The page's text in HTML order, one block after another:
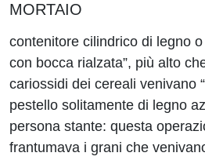
MORTAIO
contenitore cilindrico di legno
con bocca rialzata”, più alto
cariossidi dei cereali venivano
pestello solitamente di legno
persona stante: questa
frantumava i grani che